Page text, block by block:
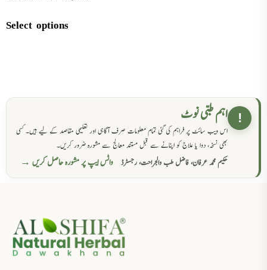
Select options
! اہم طبی نوٹ
اس ویب سائٹ پر فراہم کی گئی تمام معلومات صرف آگاہی اور تعلیمی مقاصد کے لیے ہیں۔ کسی
بھی نسخہ، دوا یا علاج کو اپنانے سے قبل مستند معالج سے مشورہ ضرور کریں۔
حکیم محمد عرفان، فاضل طب والجراحت، رجسٹرڈ
واٹس ایپ پر مشورہ حاصل کریں →